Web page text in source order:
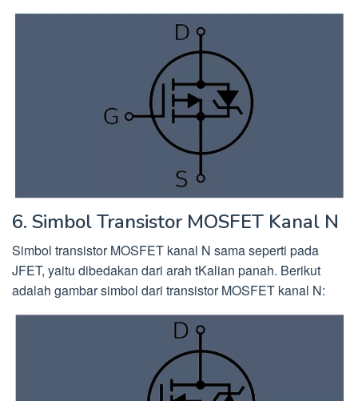
6. Simbol Transistor MOSFET Kanal N
Simbol transistor MOSFET kanal N sama seperti pada
JFET, yaitu dibedakan dari arah tKalian panah. Berikut
adalah gambar simbol dari transistor MOSFET kanal N: